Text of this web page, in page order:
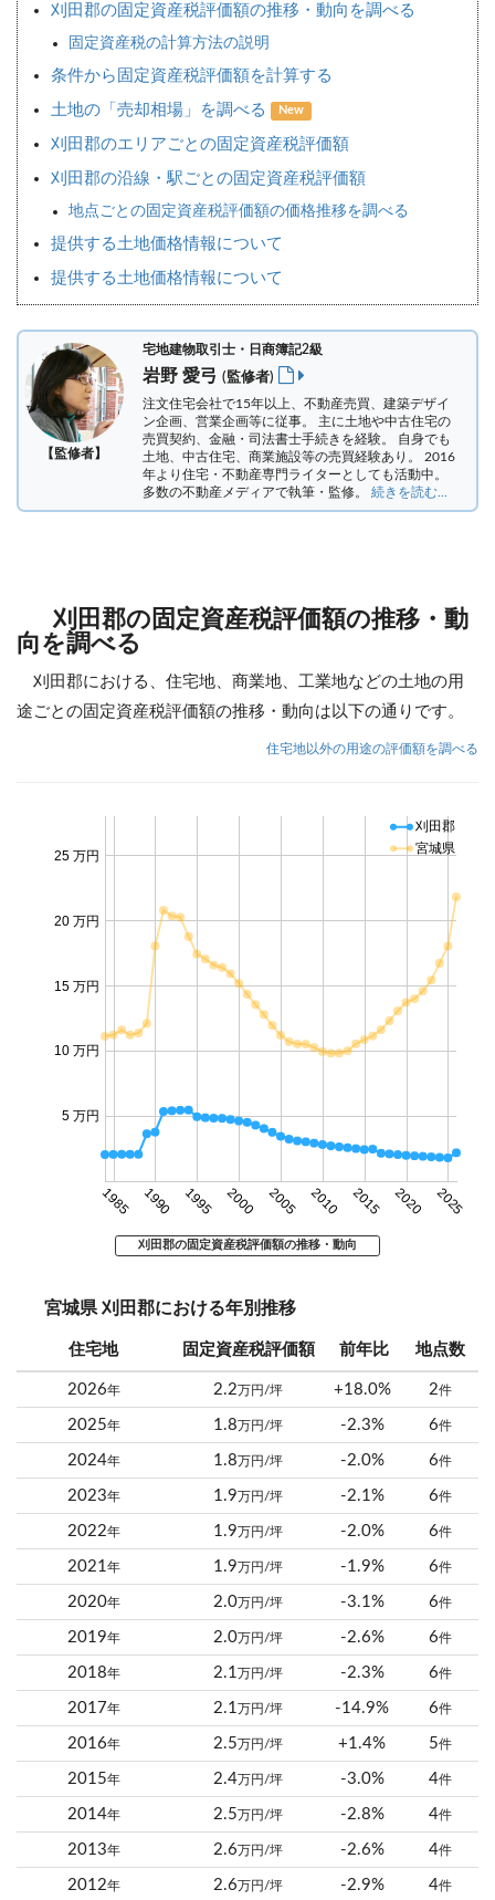
刈田郡の固定資産税評価額の推移・動向を調べる
固定資産税の計算方法の説明
条件から固定資産税評価額を計算する
土地の「売却相場」を調べる New
刈田郡のエリアごとの固定資産税評価額
刈田郡の沿線・駅ごとの固定資産税評価額
地点ごとの固定資産税評価額の価格推移を調べる
提供する土地価格情報について
提供する土地価格情報について
【監修者】
宅地建物取引士・日商簿記2級
岩野 愛弓 (監修者)
注文住宅会社で15年以上、不動産売買、建築デザイ
ン企画、営業企画等に従事。 主に土地や中古住宅の
売買契約、金融・司法書士手続きを経験。 自身でも
土地、中古住宅、商業施設等の売買経験あり。 2016
年より住宅・不動産専門ライターとしても活動中。
多数の不動産メディアで執筆・監修。 続きを読む...
刈田郡の固定資産税評価額の推移・動
向を調べる
刈田郡における、住宅地、商業地、工業地などの土地の用
途ごとの固定資産税評価額の推移・動向は以下の通りです。
住宅地以外の用途の評価額を調べる
1985 1990 1995 2000 2005 2010 2015 2020 2025
5 万円
10 万円
15 万円
20 万円
25 万円
刈田郡
宮城県
刈田郡の固定資産税評価額の推移・動向
宮城県 刈田郡における年別推移
住宅地 固定資産税評価額 前年比 地点数
2026年 2.2 万円/坪 +18.0% 2件
2025年 1.8 万円/坪 -2.3% 6件
2024年 1.8 万円/坪 -2.0% 6件
2023年 1.9 万円/坪 -2.1% 6件
2022年 1.9 万円/坪 -2.0% 6件
2021年 1.9 万円/坪 -1.9% 6件
2020年 2.0 万円/坪 -3.1% 6件
2019年 2.0 万円/坪 -2.6% 6件
2018年 2.1 万円/坪 -2.3% 6件
2017年 2.1 万円/坪 -14.9% 6件
2016年 2.5 万円/坪 +1.4% 5件
2015年 2.4 万円/坪 -3.0% 4件
2014年 2.5 万円/坪 -2.8% 4件
2013年 2.6 万円/坪 -2.6% 4件
2012年 2.6 万円/坪 -2.9% 4件